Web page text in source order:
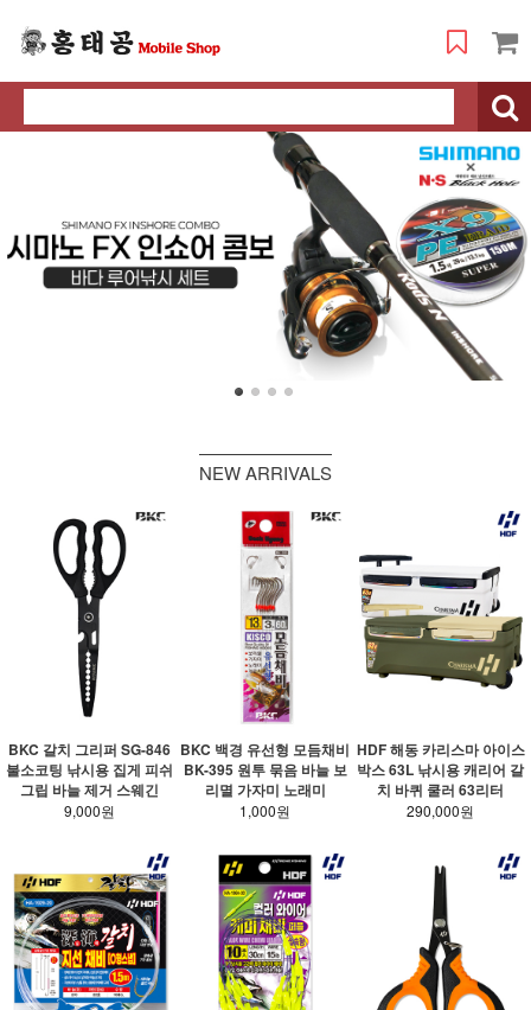
NEW ARRIVALS
BKC 갈치 그리퍼 SG-846
불소코팅 낚시용 집게 피쉬
그립 바늘 제거 스웨긴
9,000원
BKC 백경 유선형 모듬채비
BK-395 원투 묶음 바늘 보
리멸 가자미 노래미
1,000원
HDF 해동 카리스마 아이스
박스 63L 낚시용 캐리어 갈
치 바퀴 쿨러 63리터
290,000원